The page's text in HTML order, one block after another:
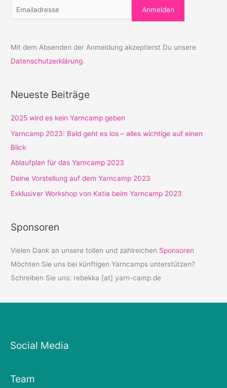
Mit dem Absenden der Anmeldung akzeptierst Du unsere
Datenschutzerklärung.
Neueste Beiträge
2025 wird es kein Yarncamp geben
Yarncamp 2023: Bald geht es los – alles wichtige auf einen
Blick
Ablaufplan für das Yarncamp 2023
Deine Vorstellung auf dem Yarncamp 2023
Exklusiver Workshop von Katia beim Yarncamp 2023
Sponsoren
Vielen Dank an unsere tollen und zahlreichen Sponsoren
Möchten Sie uns bei künftigen Yarncamps unterstützen?
Schreiben Sie uns: rebekka [at] yarn-camp.de
Social Media
Team